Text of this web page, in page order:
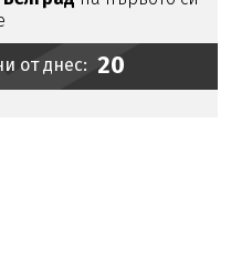
от днес: 20